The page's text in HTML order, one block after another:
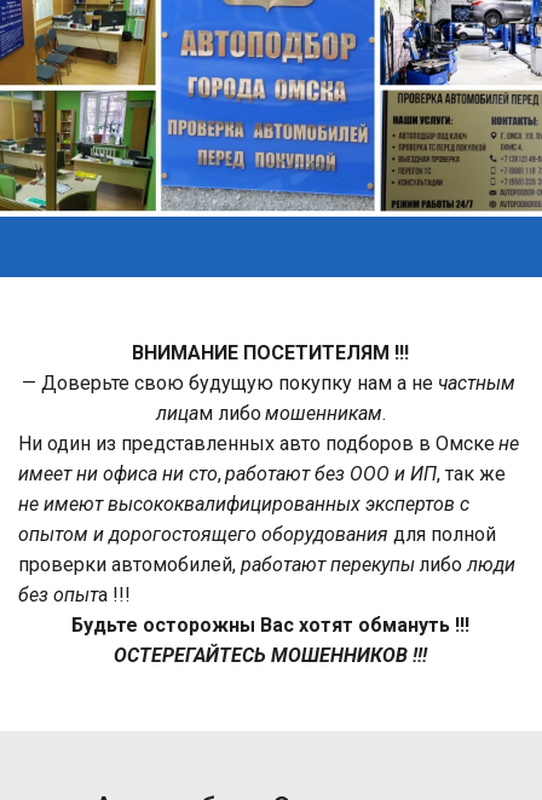
ВНИМАНИЕ ПОСЕТИТЕЛЯМ !!!
— Доверьте свою будущую покупку нам а не частным
лицам либо мошенникам.
Ни один из представленных авто подборов в Омске не
имеет ни офиса ни сто, работают без ООО и ИП
, так же
не имеют высококвалифицированных экспертов с
опытом и дорогостоящего оборудования для полной
проверки автомобилей, работают перекупы либо люди
без опыта !!!
Будьте осторожны Вас хотят обмануть !!!
ОСТЕРЕГАЙТЕСЬ МОШЕННИКОВ !!!